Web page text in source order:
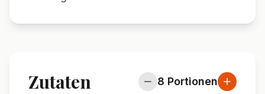
Zutaten 8 Portionen